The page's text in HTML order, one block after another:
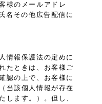
様のメールアドレ
名その他広告配信に
情報保護法の定めに
たときは、お客様ご
認の上で、お客様に
当該個人情報が存在
します。）。但し、